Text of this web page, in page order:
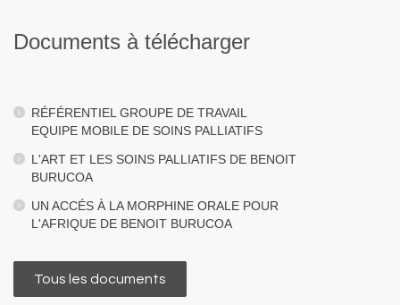
Documents à télécharger
RÉFÉRENTIEL GROUPE DE TRAVAIL
EQUIPE MOBILE DE SOINS PALLIATIFS
L'ART ET LES SOINS PALLIATIFS DE BENOIT
BURUCOA
UN ACCÉS À LA MORPHINE ORALE POUR
L'AFRIQUE DE BENOIT BURUCOA
Tous les documents